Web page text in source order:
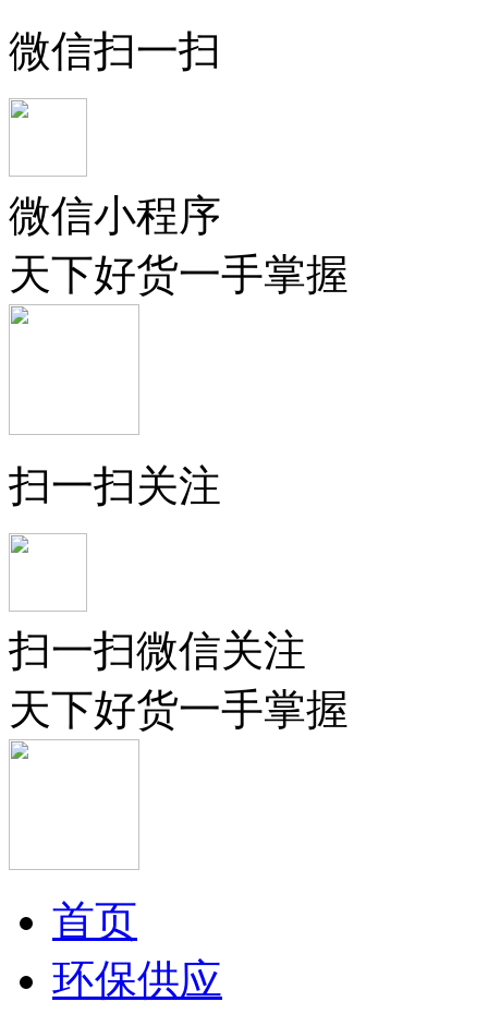
微信扫一扫
微信小程序
天下好货一手掌握
扫一扫关注
扫一扫微信关注
天下好货一手掌握
首页
环保供应